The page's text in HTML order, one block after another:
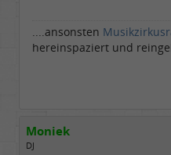
....ansonsten
hereinspaziert und
Moniek
DJ